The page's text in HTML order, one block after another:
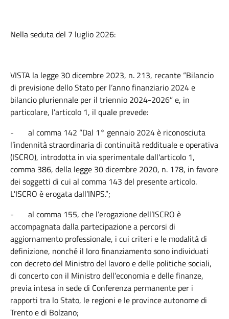
Nella seduta del 7 luglio 2026:
VISTA la legge 30 dicembre 2023, n. 213, recante “Bilancio
di previsione dello Stato per l’anno finanziario 2024 e
bilancio pluriennale per il triennio 2024-2026” e, in
particolare, l’articolo 1, il quale prevede:
- al comma 142 “Dal 1° gennaio 2024 è riconosciuta
l’indennità straordinaria di continuità reddituale e operativa
(ISCRO), introdotta in via sperimentale dall'articolo 1,
comma 386, della legge 30 dicembre 2020, n. 178, in favore
dei soggetti di cui al comma 143 del presente articolo.
L'ISCRO è erogata dall’INPS.”;
- al comma 155, che l’erogazione dell’ISCRO è
accompagnata dalla partecipazione a percorsi di
aggiornamento professionale, i cui criteri e le modalità di
definizione, nonché il loro finanziamento sono individuati
con decreto del Ministro del lavoro e delle politiche sociali,
di concerto con il Ministro dell’economia e delle finanze,
previa intesa in sede di Conferenza permanente per i
rapporti tra lo Stato, le regioni e le province autonome di
Trento e di Bolzano;